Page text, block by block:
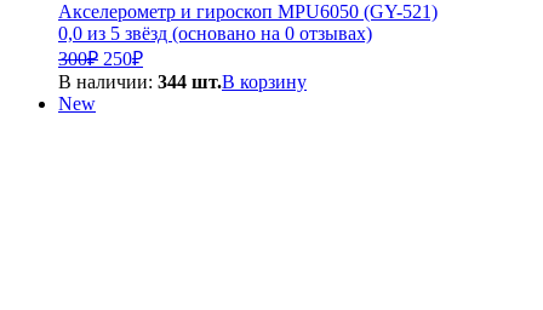
Акселерометр и гироскоп MPU6050 (GY-521)
0,0 из 5 звёзд (основано на 0 отзывах)
300₽ Первоначальная
цена
250₽Текущая
цена:
В наличии: 344 шт.В корзину
New